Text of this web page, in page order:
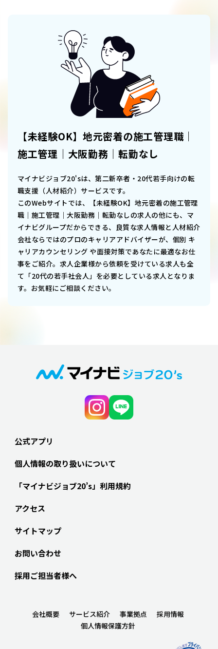
【未経験OK】地元密着の施工管理職｜
施工管理｜大阪勤務｜転勤なし
マイナビジョブ20'sは、第二新卒者・20代若手向けの転
職支援（人材紹介）サービスです。
このWebサイトでは、
【未経験OK】地元密着の施工管理
職｜施工管理｜大阪勤務｜転勤なしの求人の他にも、マ
イナビグループだからできる、良質な求人情報と人材紹介
会社ならではのプロのキャリアアドバイザーが、個別 キ
ャリアカウンセリング や面接対策であなたに最適なお仕
事をご紹介。求人企業様から依頼を受けている求人も全
て「20代の若手社会人」を必要としている求人となりま
す。お気軽にご相談ください。
公式アプリ
個人情報の取り扱いについて
「マイナビジョブ20’s」利用規約
アクセス
サイトマップ
お問い合わせ
採用ご担当者様へ
会社概要 サービス紹介 事業拠点
採用情報
個人情報保護方針